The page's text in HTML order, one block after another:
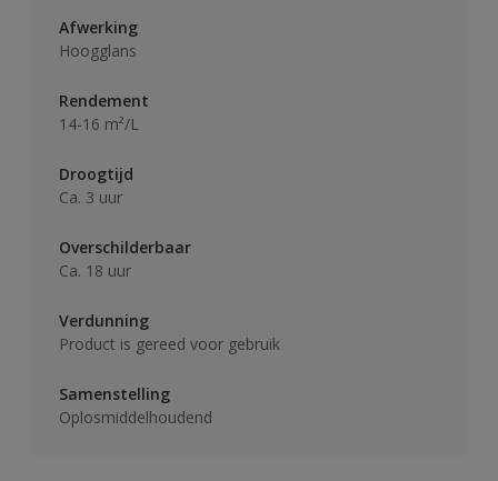
Afwerking
Hoogglans
Rendement
14-16 m²/L
Droogtijd
Ca. 3 uur
Overschilderbaar
Ca. 18 uur
Verdunning
Product is gereed voor gebruik
Samenstelling
Oplosmiddelhoudend